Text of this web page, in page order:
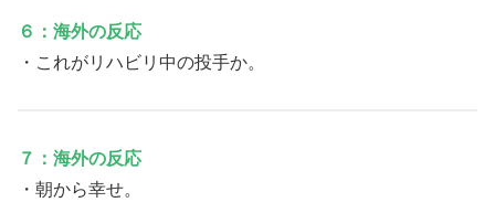
６：海外の反応
・これがリハビリ中の投手か。
７：海外の反応
・朝から幸せ。